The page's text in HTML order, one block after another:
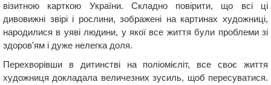
візитною карткою України. Складно повірити, що всі ці
дивовижні звірі і рослини, зображені на картинах художниці,
народилися в уяві людини, у якої все життя були проблеми зі
здоров'ям і дуже нелегка доля.
Перехворівши в дитинстві на поліомієліт, все своє життя
художниця докладала величезних зусиль, щоб пересуватися.